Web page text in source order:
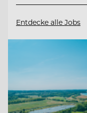
Entdecke alle Jobs